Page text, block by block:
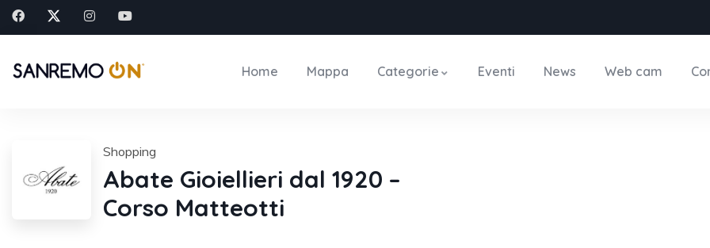
Home Mappa Categorie Eventi News Web cam
Shopping
Abate Gioiellieri dal 1920 –
Corso Matteotti